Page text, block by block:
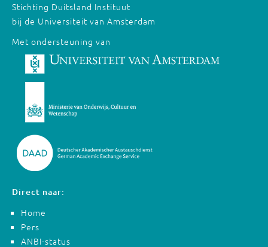
Stichting Duitsland Instituut
bij de Universiteit van Amsterdam
Met ondersteuning van
Direct naar:
Home
Pers
ANBI-status